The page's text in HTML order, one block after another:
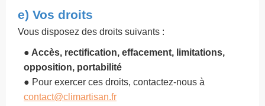
e) Vos droits
Vous disposez des droits suivants :
● Accès, rectification, effacement, limitations,
opposition, portabilité
● Pour exercer ces droits, contactez-nous à
contact@climartisan.fr